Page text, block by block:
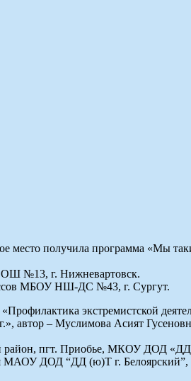
место получила программа «Мы
№13, г. Нижневартовск.
МБОУ НШ-ДС №43, г. Сургут.
экстремистской
автор – Муслимова Асият
район, пгт. Приобье, МКОУ ДОД
МАОУ ДОД “ДД (ю)Т г. Белоярский”,